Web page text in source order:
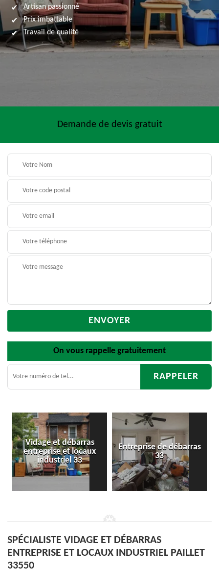
Artisan passionné
Prix imbattable
Travail de qualité
Demande de devis gratuit
On vous rappelle gratuitement
Entreprise de débarras
33
Débarras
d'appartement 33
SPÉCIALISTE VIDAGE ET DÉBARRAS
ENTREPRISE ET LOCAUX INDUSTRIEL PAILLET
33550